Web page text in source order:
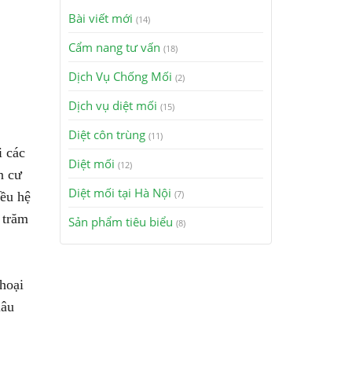
các
cư
hệ
Bài viết mới (14)
Cẩm nang tư vấn (18)
Dịch Vụ Chống Mối (2)
Dịch vụ diệt mối (15)
Diệt côn trùng (11)
Diệt mối (12)
Diệt mối tại Hà Nội (7)
Sản phẩm tiêu biểu (8)